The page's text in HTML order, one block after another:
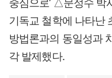
기독교 철학에 나타난
방법론과의 동일성과
각 발제했다.